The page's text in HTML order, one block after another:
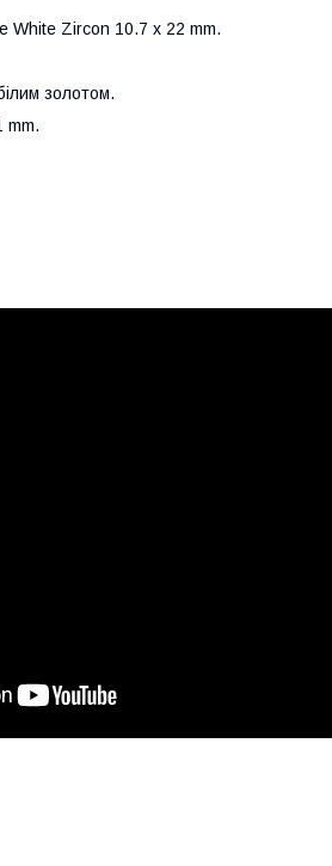
White Zircon 10.7 x 22 mm.
золотом.
mm.